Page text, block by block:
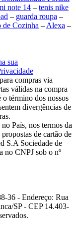
note 14 – tenis nike
– guarda roupa –
de Cozinha – Alexa –
sua
compras via
válidas na compra
o término dos nossos
divergências de
País, nos termos da
de cartão de
S.A Sociedade de
no CNPJ sob o nº
36 - Endereço: Rua
SP - CEP 14.403-